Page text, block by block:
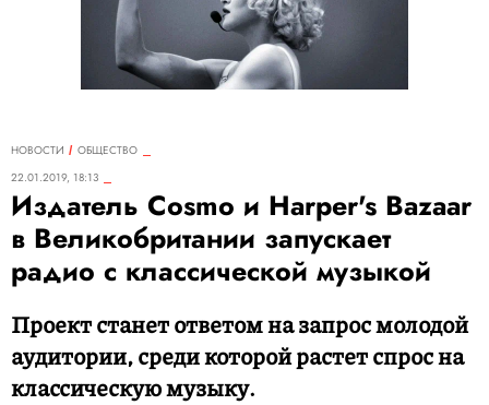
НОВОСТИ
ОБЩЕСТВО
22.01.2019, 18:13
Издатель Cosmo и Harper's Bazaar
в Великобритании запускает
радио с классической музыкой
Проект станет ответом на запрос молодой
аудитории, среди которой растет спрос на
классическую музыку.